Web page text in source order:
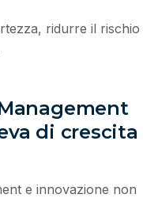
ridurre il rischio
di crescita
e innovazione non